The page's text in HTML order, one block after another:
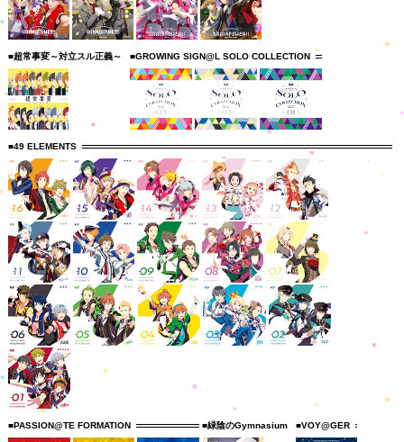
■超常事変～対立スル正義～ ■GROWING SIGN@L SOLO COLLECTION
■49 ELEMENTS
■PASSION@TE FORMATION ■緑陰のGymnasium ■VOY@GER